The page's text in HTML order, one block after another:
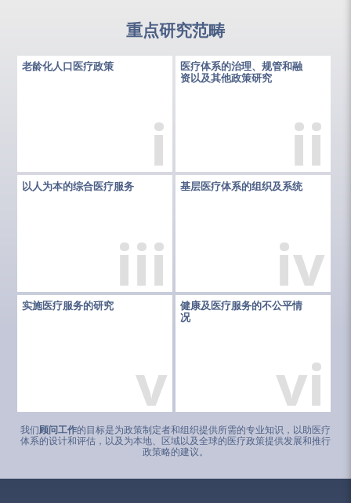
重点研究范畴
老龄化人口医疗政策
i
医疗体系的治理、规管和融
资以及其他政策研究
ii
以人为本的综合医疗服务
iii
基层医疗体系的组织及系统
iv
实施医疗服务的研究
v
健康及医疗服务的不公平情
况
vi
我们顾问工作的目标是为政策制定者和组织提供所需的专业知识，以助医疗
体系的设计和评估，以及为本地、区域以及全球的医疗政策提供发展和推行
政策略的建议。